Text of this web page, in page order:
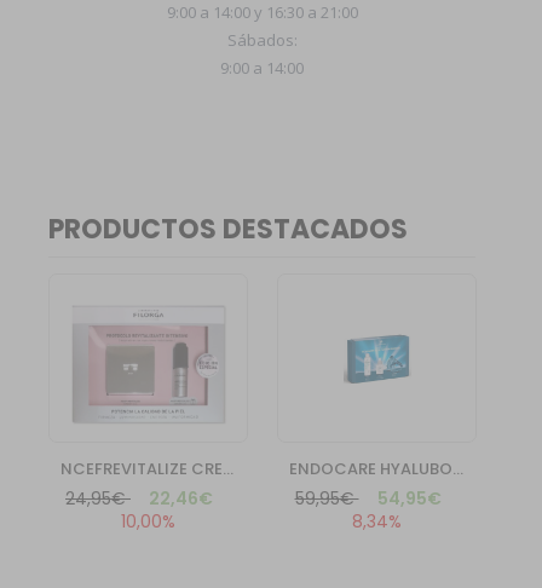
9:00 a 14:00 y 16:30 a 21:00
Sábados:
9:00 a 14:00